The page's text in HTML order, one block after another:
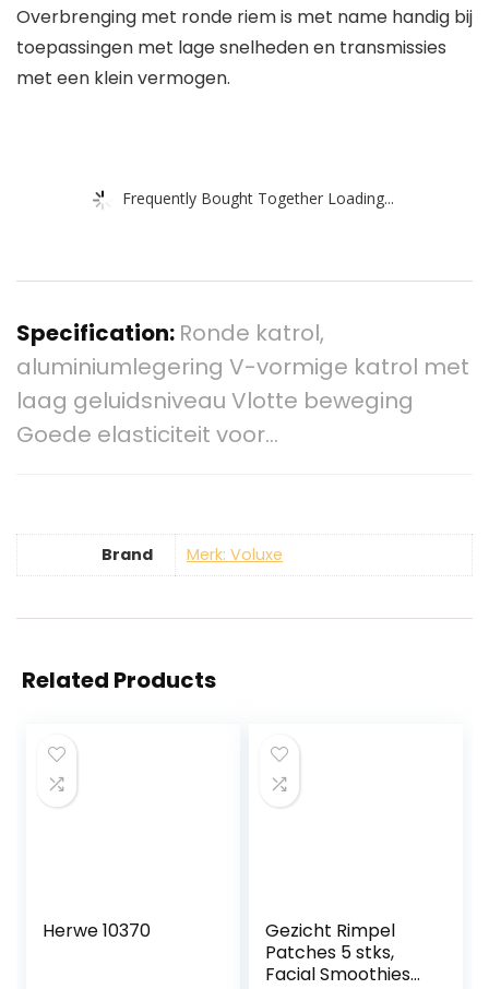
Overbrenging met ronde riem is met name handig bij
toepassingen met lage snelheden en transmissies
met een klein vermogen.
Frequently Bought Together Loading...
Specification: Ronde katrol,
aluminiumlegering V-vormige katrol met
laag geluidsniveau Vlotte beweging
Goede elasticiteit voor…
Brand Merk: Voluxe
Related Products
Herwe 10370
Gezicht Rimpel
Patches 5 stks,
Facial Smoothies